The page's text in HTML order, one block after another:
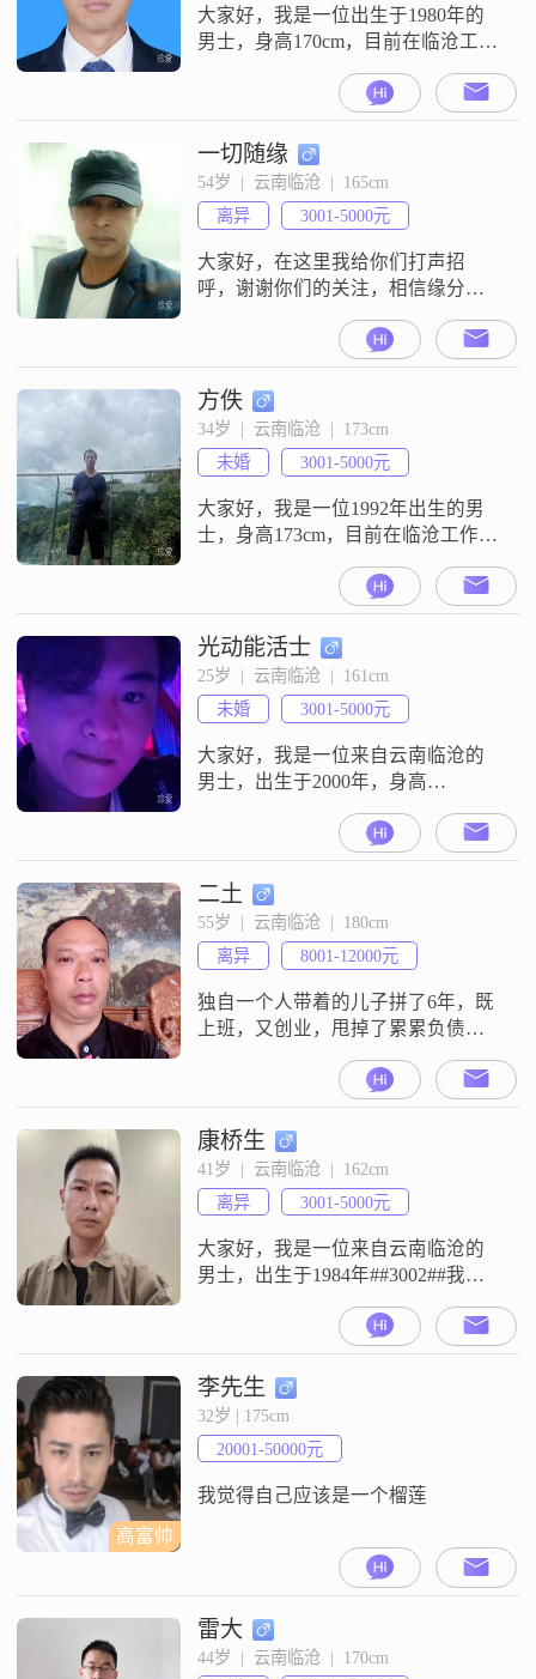
大家好，我是一位出生于1980年的
男士，身高170cm，目前在临沧工作
##3002##我的月收入在3001到5000
元之间，拥有大专学历##3002##我
觉得自己是一个稳重可靠的人，喜
欢活在当下，享受生活的每一刻
##3002##我对语言学习有一定的兴
趣，这让我能够更好地与人沟通，
也增加了我的生活乐趣##3002##在
生
一切随缘
54岁  |  云南临沧  |  165cm
离异
3001-5000元
大家好，在这里我给你们打声招
呼，谢谢你们的关注，相信缘分，
是真心的请绕道，哥伤不起这个网
站怎么成这样，交钱了发出去的还
给屏蔽
方佚
34岁  |  云南临沧  |  173cm
未婚
3001-5000元
大家好，我是一位1992年出生的男
士，身高173cm，目前在临沧工作
元之间，虽然不算特别高，但也能
保证基本的生活需求##3002##我拥
有大学本科学历，在工作中积累了
不少经验，也培养了我稳重可靠的
性格##3002##我觉得自己是一个外
向健谈的人，喜欢与人交流，分享
生活中的点
光动能活士
25岁  |  云南临沧  |  161cm
未婚
3001-5000元
大家好，我是一位来自云南临沧的
男士，出生于2000年，身高
份稳定的工作，月收入在3001到
5000元之间##3002##虽然我的学历
是中专，但我一直保持着学习的热
情，不断提升自己##3002##在生活
中，我是一个耐心包容##3001##相
互尊重他人的人##3002##我相信，
二土
55岁  |  云南临沧  |  180cm
离异
8001-12000元
独自一个人带着的儿子拼了6年，既
上班，又创业，甩掉了累累负债，
自己的累只有自己懂。转眼已过不
惑之年，暂且放下运营的公司，开
始有大把的时间修整自己，同时也
想找个相互有眼缘、人品好、素质
不错的你，携手追回逝去的幸福。
一起煮饭、一起散步、一起旅
游……，过平平淡淡的生活。身体
不好时，用心照顾对方。
康桥生
41岁  |  云南临沧  |  162cm
离异
3001-5000元
大家好，我是一位来自云南临沧的
男士，出生于1984年##3002##我的
的人群中显得稍微矮小一些，但我
相信身高并不是衡量一个人的全部
标准##3002##我目前的工作收入在
每月3001元到5000元之间，虽然不
算特别高，但我勤俭节约，懂得如
何合理规划和使用每一分钱
##3002##我性格随
高富帅
李先生
32岁 | 175cm
20001-50000元
我觉得自己应该是一个榴莲
雷大
44岁  |  云南临沧  |  170cm